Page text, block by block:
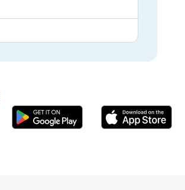
natural e hidratado ou